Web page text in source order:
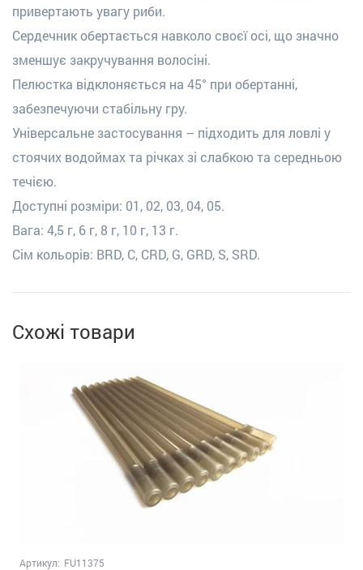
привертають увагу риби.
Сердечник обертається навколо своєї осі, що значно
зменшує закручування волосіні.
Пелюстка відклоняється на 45° при обертанні,
забезпечуючи стабільну гру.
Універсальне застосування – підходить для ловлі у
стоячих водоймах та річках зі слабкою та середньою
течією.
Доступні розміри: 01, 02, 03, 04, 05.
Вага: 4,5 г, 6 г, 8 г, 10 г, 13 г.
Сім кольорів: BRD, C, CRD, G, GRD, S, SRD.
Схожі товари
Артикул: FU11375